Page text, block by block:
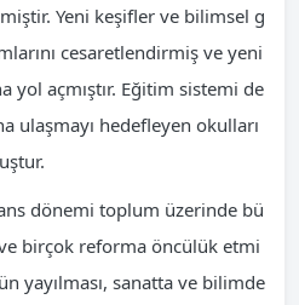
Yeni keşifler ve bilimsel g
cesaretlendirmiş ve yeni
yol açmıştır. Eğitim sistemi de
ulaşmayı hedefleyen okulları
dönemi toplum üzerinde bü
birçok reforma öncülük etmi
yayılması, sanatta ve bilimde